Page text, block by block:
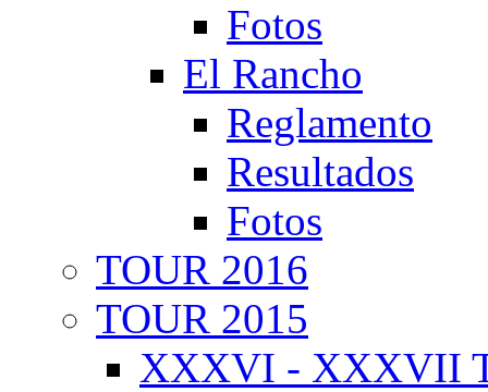
Fotos
El Rancho
Reglamento
Resultados
Fotos
TOUR 2016
TOUR 2015
XXXVI - XXXVII